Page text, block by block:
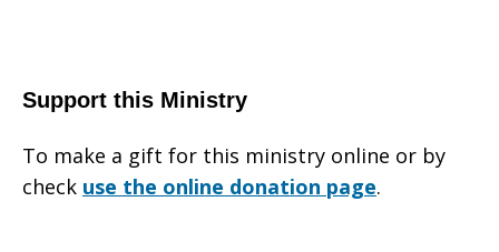
Support this Ministry
To make a gift for this ministry online or by
check use the online donation page.